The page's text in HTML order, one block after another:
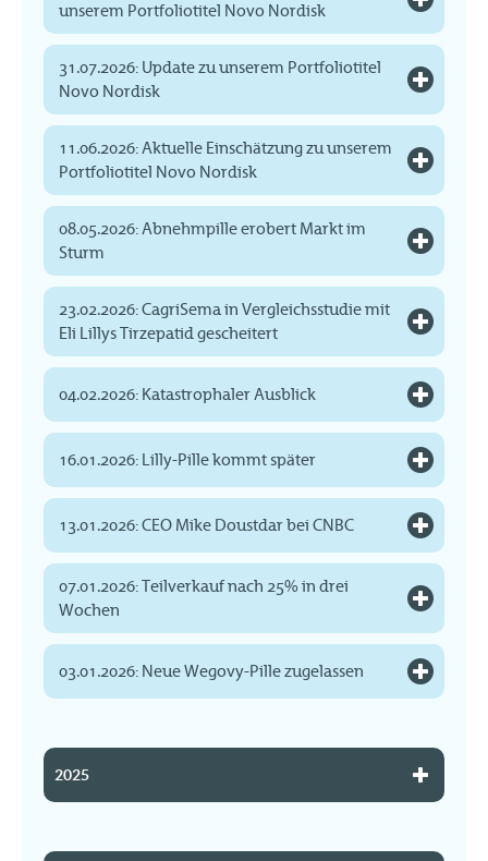
unserem Portfoliotitel Novo Nordisk
31.07.2026: Update zu unserem Portfoliotitel
Novo Nordisk
11.06.2026: Aktuelle Einschätzung zu unserem
Portfoliotitel Novo Nordisk
08.05.2026: Abnehmpille erobert Markt im
Sturm
23.02.2026: CagriSema in Vergleichsstudie mit
Eli Lillys Tirzepatid gescheitert
04.02.2026: Katastrophaler Ausblick
16.01.2026: Lilly-Pille kommt später
13.01.2026: CEO Mike Doustdar bei CNBC
07.01.2026: Teilverkauf nach 25% in drei
Wochen
03.01.2026: Neue Wegovy-Pille zugelassen
2025